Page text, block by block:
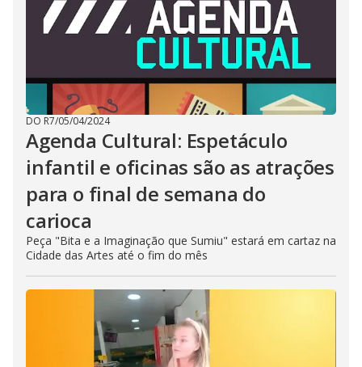
DO R7/05/04/2024
Agenda Cultural: Espetáculo
infantil e oficinas são as atrações
para o final de semana do
carioca
Peça "Bita e a Imaginação que Sumiu" estará em cartaz na
Cidade das Artes até o fim do mês